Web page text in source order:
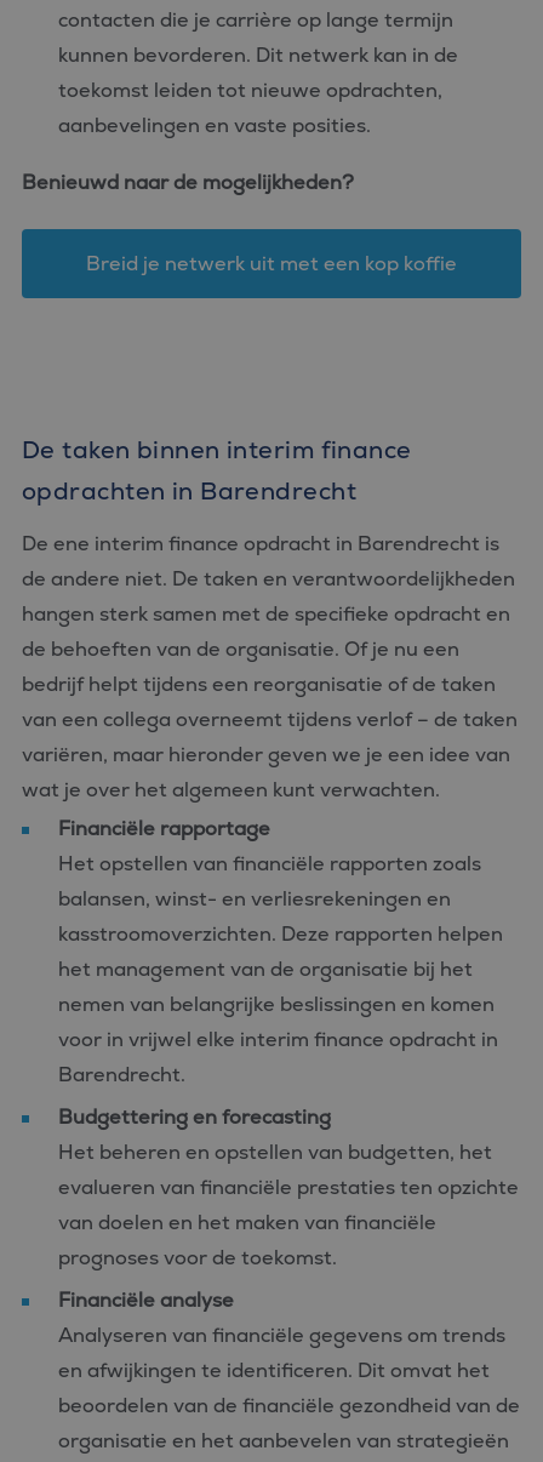
contacten die je carrière op lange termijn
kunnen bevorderen. Dit netwerk kan in de
toekomst leiden tot nieuwe opdrachten,
aanbevelingen en vaste posities.
Benieuwd naar de mogelijkheden?
Breid je netwerk uit met een kop koffie
De taken binnen interim finance
opdrachten in Barendrecht
De ene interim finance opdracht in Barendrecht is
de andere niet. De taken en verantwoordelijkheden
hangen sterk samen met de specifieke opdracht en
de behoeften van de organisatie. Of je nu een
bedrijf helpt tijdens een reorganisatie of de taken
van een collega overneemt tijdens verlof – de taken
variëren, maar hieronder geven we je een idee van
wat je over het algemeen kunt verwachten.
Financiële rapportage
Het opstellen van financiële rapporten zoals
balansen, winst- en verliesrekeningen en
kasstroomoverzichten. Deze rapporten helpen
het management van de organisatie bij het
nemen van belangrijke beslissingen en komen
voor in vrijwel elke interim finance opdracht in
Barendrecht.
Budgettering en forecasting
Het beheren en opstellen van budgetten, het
evalueren van financiële prestaties ten opzichte
van doelen en het maken van financiële
prognoses voor de toekomst.
Financiële analyse
Analyseren van financiële gegevens om trends
en afwijkingen te identificeren. Dit omvat het
beoordelen van de financiële gezondheid van de
organisatie en het aanbevelen van strategieën